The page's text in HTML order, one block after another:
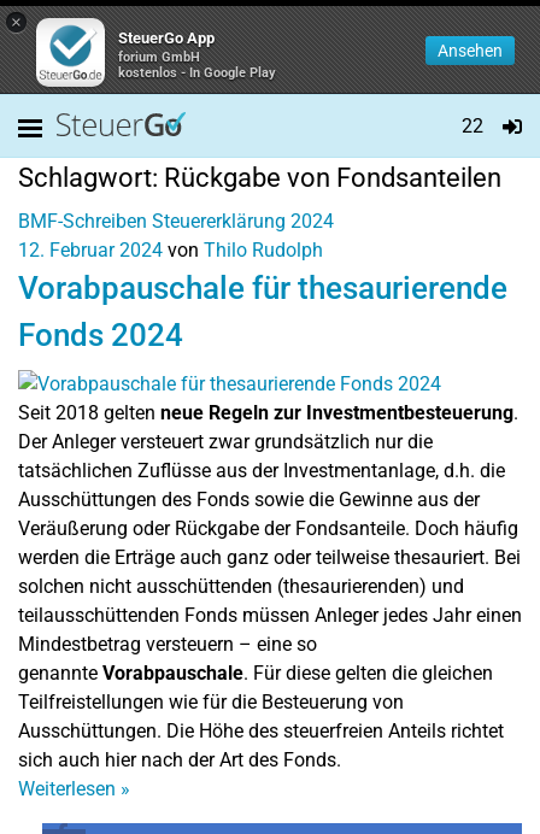
×
SteuerGo App
forium GmbH
kostenlos - In Google Play
Ansehen
22
Schlagwort: Rückgabe von Fondsanteilen
BMF-Schreiben Steuererklärung 2024
12. Februar 2024 von Thilo Rudolph
Vorabpauschale für thesaurierende
Fonds 2024
Seit 2018 gelten neue Regeln zur Investmentbesteuerung.
Der Anleger versteuert zwar grundsätzlich nur die
tatsächlichen Zuflüsse aus der Investmentanlage, d.h. die
Ausschüttungen des Fonds sowie die Gewinne aus der
Veräußerung oder Rückgabe der Fondsanteile. Doch häufig
werden die Erträge auch ganz oder teilweise thesauriert. Bei
solchen nicht ausschüttenden (thesaurierenden) und
teilausschüttenden Fonds müssen Anleger jedes Jahr einen
Mindestbetrag versteuern – eine so
genannte Vorabpauschale. Für diese gelten die gleichen
Teilfreistellungen wie für die Besteuerung von
Ausschüttungen. Die Höhe des steuerfreien Anteils richtet
sich auch hier nach der Art des Fonds.
Weiterlesen »